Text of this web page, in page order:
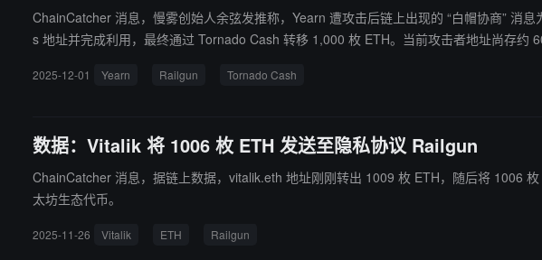
ChainCatcher 消息，慢雾创始人余弦发推称，Yearn 遭攻击后链上出现的 “白帽协商” 消
s 地址并完成利用，最终通过 Tornado Cash 转移 1,000 枚 ETH。当前攻击者地址尚存约
2025-12-01 Yearn Railgun Tornado Cash
数据：Vitalik 将 1006 枚 ETH 发送至隐私协议 Railgun
ChainCatcher 消息，据链上数据，vitalik.eth 地址刚刚转出 1009 枚 ETH，随后将 1006 枚 ETH 发送至隐私协议 Railgun。 此前 Vitalik 曾多次将资金
太坊生态代币。
2025-11-26 Vitalik ETH Railgun